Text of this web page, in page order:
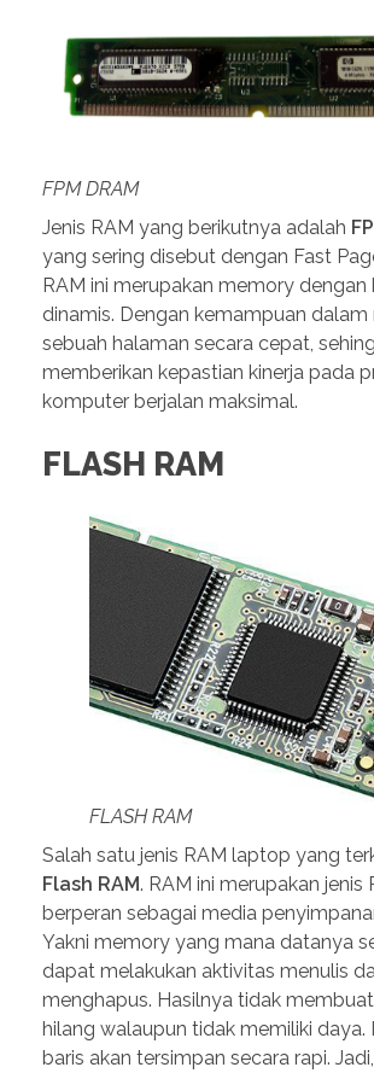
FPM DRAM
Jenis RAM yang berikutnya adalah
yang sering disebut dengan Fast
RAM ini merupakan memory dengan
dinamis. Dengan kemampuan dalam
sebuah halaman secara cepat,
memberikan kepastian kinerja pada
komputer berjalan maksimal.
FLASH RAM
FLASH RAM
Salah satu jenis RAM laptop yang
Flash RAM. RAM ini merupakan jenis
berperan sebagai media
Yakni memory yang mana datanya
dapat melakukan aktivitas menulis
menghapus. Hasilnya tidak
hilang walaupun tidak memiliki daya.
baris akan tersimpan secara rapi.